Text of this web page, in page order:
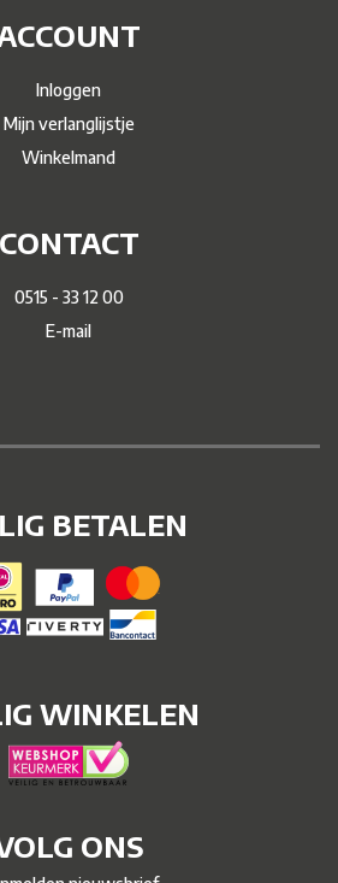
Inloggen
Mijn verlanglijstje
Winkelmand
CONTACT
0515 - 33 12 00
E-mail
BETALEN
WINKELEN
ONS